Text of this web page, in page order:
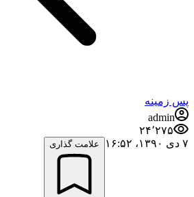
پس زمینه
admin
۲۴٬۲۷۵
۷ دی ۱۳۹۰،‏ ۱۶:۵۲
علامت گذاری